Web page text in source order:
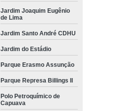
Jardim Joaquim Eugênio
de Lima
Jardim Santo André CDHU
Jardim do Estádio
Parque Erasmo Assunção
Parque Represa Billings II
Polo Petroquímico de
Capuava